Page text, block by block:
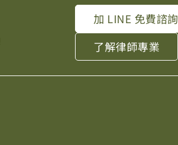
加 LINE 免費諮詢
了解律師專業